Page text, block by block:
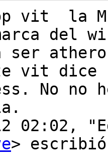
vit  la
del
ser
vit dice
No no
02:02,
>